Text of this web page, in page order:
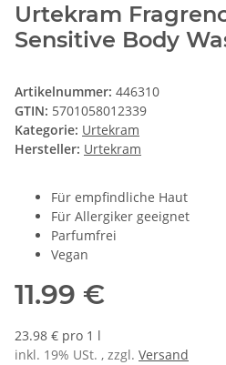
Urtekram
Sensitive Body
Artikelnummer: 446310
GTIN: 5701058012339
Kategorie: Urtekram
Hersteller: Urtekram
Für empfindliche Haut
Für Allergiker geeignet
Parfumfrei
Vegan
11.99 €
23.98 € pro 1 l
inkl. 19% USt. , zzgl. Versand